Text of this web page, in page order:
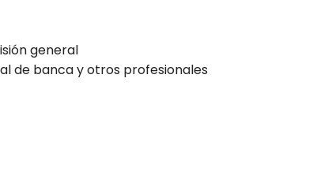
general
de banca y otros profesionales